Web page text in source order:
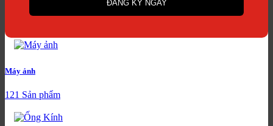
Máy ảnh
121 Sản phẩm